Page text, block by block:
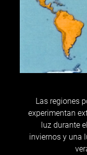
Las regiones
experimentan
luz durante
inviernos y una